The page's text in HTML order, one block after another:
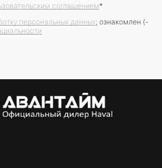
соглашением*
персональных данных; ознакомлен (-